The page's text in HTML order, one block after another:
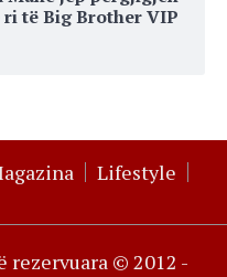
ri të Big Brother VIP
Lifestyle
rezervuara © 2012 -